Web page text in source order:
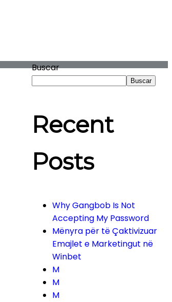
Buscar
Buscar
Recent
Posts
Why Gangbob Is Not
Accepting My Password
Mënyra për të Çaktivizuar
Emajlet e Marketingut në
Winbet
M
M
M